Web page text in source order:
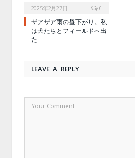
2025年2月27日 0
ザアザア雨の昼下がり。私
は犬たちとフィールドへ出
た
LEAVE A REPLY